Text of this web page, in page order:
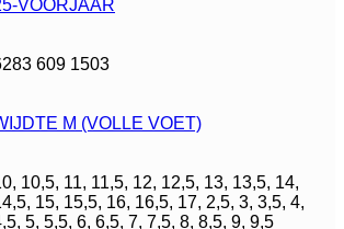
VOORJAAR
609 1503
M (VOLLE VOET)
10,5, 11, 11,5, 12, 12,5, 13, 13,5, 14,
15, 15,5, 16, 16,5, 17, 2,5, 3, 3,5, 4,
5, 5,5, 6, 6,5, 7, 7,5, 8, 8,5, 9, 9,5